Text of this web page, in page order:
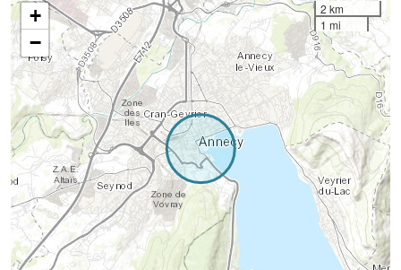
+
−
2 km
1 mi